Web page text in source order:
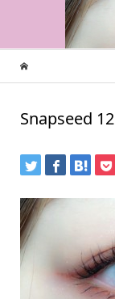
Snapseed 12